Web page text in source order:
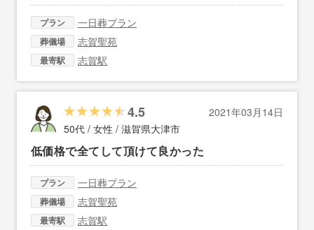
プラン 一日葬プラン
葬儀場 志賀聖苑
最寄駅 志賀駅
4.5
2021年03月14日
50代 / 女性 / 滋賀県大津市
低価格で全てして頂けて良かった
プラン 一日葬プラン
葬儀場 志賀聖苑
最寄駅 志賀駅